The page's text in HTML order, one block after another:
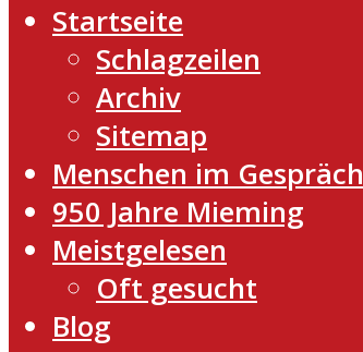
Startseite
Schlagzeilen
Archiv
Sitemap
Menschen im Gespräch
950 Jahre Mieming
Meistgelesen
Oft gesucht
Blog